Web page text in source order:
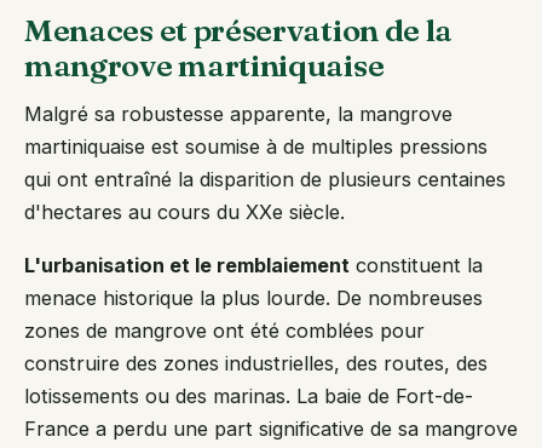
Menaces et préservation de la
mangrove martiniquaise
Malgré sa robustesse apparente, la mangrove
martiniquaise est soumise à de multiples pressions
qui ont entraîné la disparition de plusieurs centaines
d'hectares au cours du XXe siècle.
L'urbanisation et le remblaiement constituent la
menace historique la plus lourde. De nombreuses
zones de mangrove ont été comblées pour
construire des zones industrielles, des routes, des
lotissements ou des marinas. La baie de Fort-de-
France a perdu une part significative de sa mangrove